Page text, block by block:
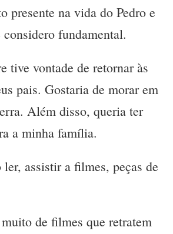
presente na vida do Pedro e
fundamental.
tive vontade de retornar às
pais. Gostaria de morar em
Além disso, queria ter
a minha família.
assistir a filmes, peças de
de filmes que retratem